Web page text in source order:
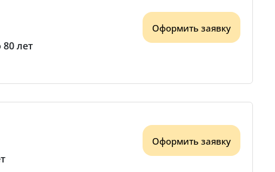
80 лет
Оформить заявку
Оформить заявку